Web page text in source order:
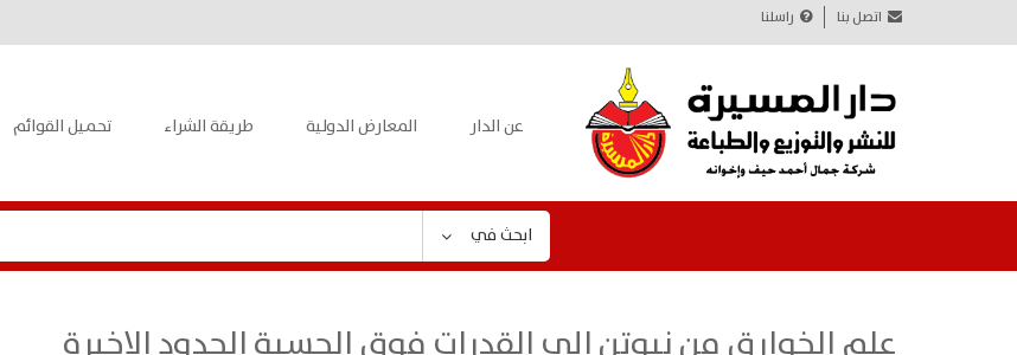
اتصل بنا راسلنا
عن الدار المعارض الدولية طريقة الشراء تحميل القوائم
ابحث في